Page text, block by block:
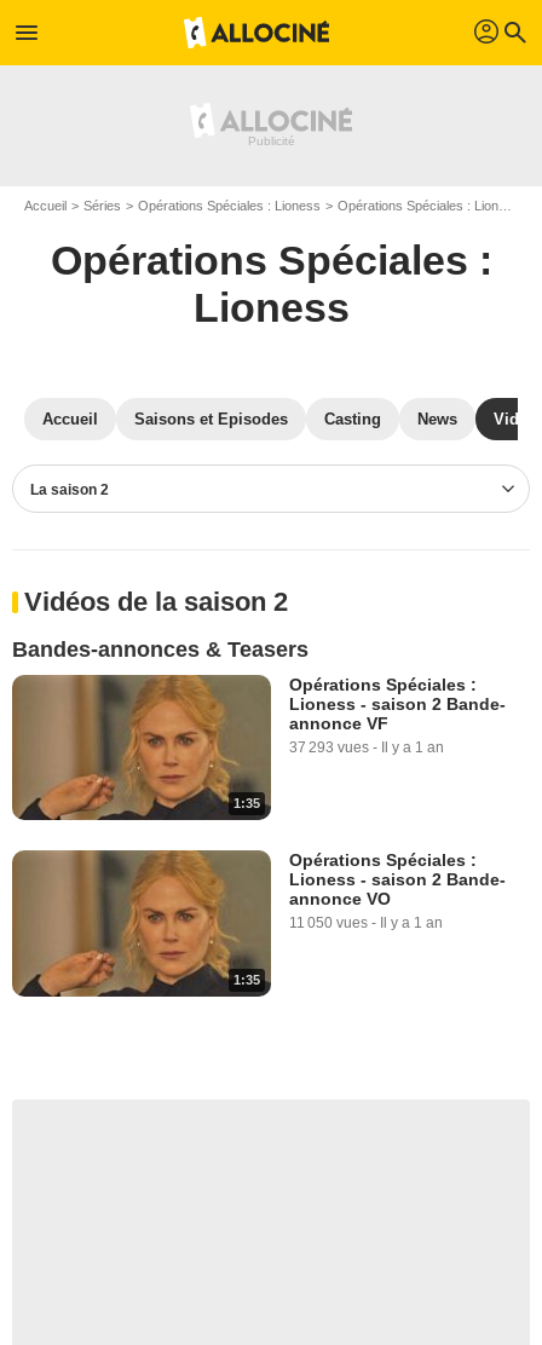
menu profil search
Accueil Séries Opérations Spéciales : Lioness Opérations Spéciales : Lioness S02
Opérations Spéciales :
Lioness
Accueil Saisons et Episodes Casting News
La saison 2
Vidéos de la saison 2
Bandes-annonces & Teasers
1:35
Opérations Spéciales :
Lioness - saison 2 Bande-
annonce VF
37 293 vues - Il y a 1 an
1:35
Opérations Spéciales :
Lioness - saison 2 Bande-
annonce VO
11 050 vues - Il y a 1 an